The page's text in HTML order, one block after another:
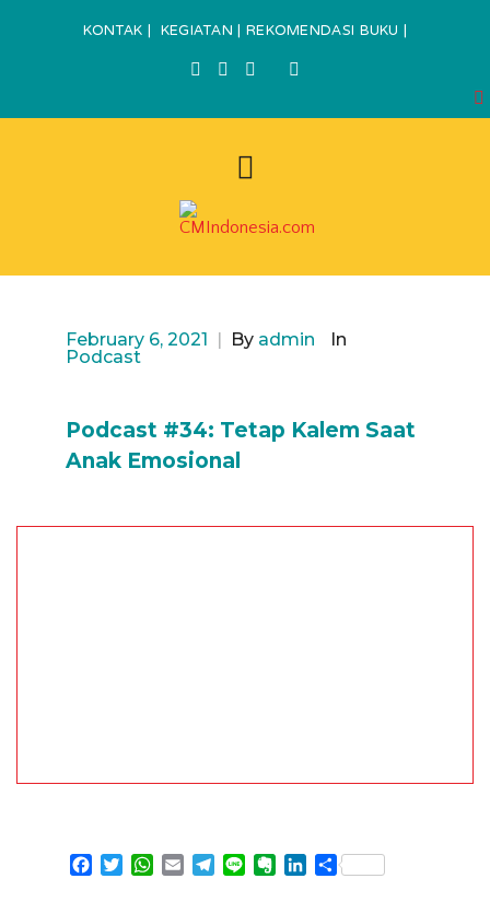
KONTAK| KEGIATAN|REKOMENDASI BUKU|
February 6, 2021 | By admin
In
Podcast
Podcast #34: Tetap Kalem Saat
Anak Emosional
FacebookTwitterWhatsApp
Email Telegram
Line Evernote
LinkedIn
Share